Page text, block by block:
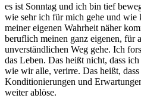
es ist Sonntag und ich bin tief
wie sehr ich für mich gehe und wie
meiner eigenen Wahrheit näher
beruflich meinen ganz eigenen, für
unverständlichen Weg gehe. Ich
das Leben. Das heißt nicht, dass
wie wir alle, verirre. Das heißt,
Konditionierungen und
weiter ablöse.